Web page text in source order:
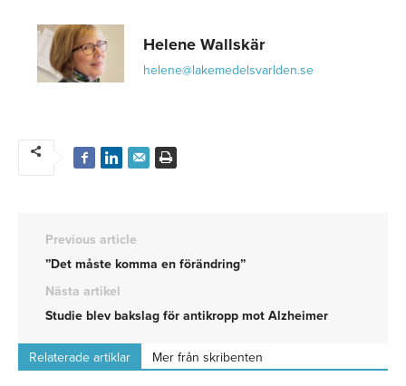
Helene Wallskär
helene@lakemedelsvarlden.se
Previous article
”Det måste komma en förändring”
Nästa artikel
Studie blev bakslag för antikropp mot Alzheimer
Relaterade artiklar Mer från skribenten